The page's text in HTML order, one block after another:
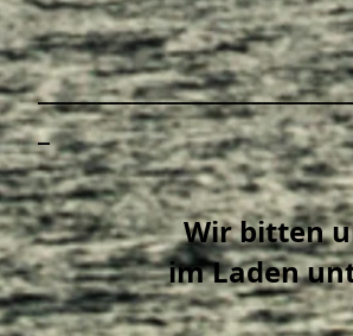
_
Wir bitten
im Laden